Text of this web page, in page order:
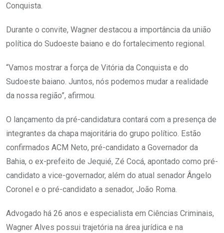
Conquista.
Durante o convite, Wagner destacou a importância da união
política do Sudoeste baiano e do fortalecimento regional.
“Vamos mostrar a força de Vitória da Conquista e do
Sudoeste baiano. Juntos, nós podemos mudar a realidade
da nossa região”, afirmou.
O lançamento da pré-candidatura contará com a presença de
integrantes da chapa majoritária do grupo político. Estão
confirmados ACM Neto, pré-candidato a Governador da
Bahia, o ex-prefeito de Jequié, Zé Cocá, apontado como pré-
candidato a vice-governador, além do atual senador Ângelo
Coronel e o pré-candidato a senador, João Roma.
Advogado há 26 anos e especialista em Ciências Criminais,
Wagner Alves possui trajetória na área jurídica e na